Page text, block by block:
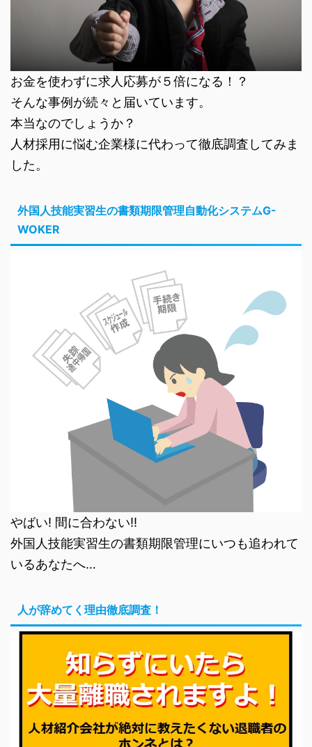
お金を使わずに求人応募が５倍になる！？
そんな事例が続々と届いています。
本当なのでしょうか？
人材採用に悩む企業様に代わって徹底調査してみま
した。
外国人技能実習生の書類期限管理自動化システムG-
WOKER
やばい! 間に合わない!!
外国人技能実習生の書類期限管理にいつも追われて
いるあなたへ…
人が辞めてく理由徹底調査！